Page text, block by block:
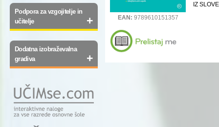
Podpora za vzgojitelje in
učitelje
+
Dodatna izobraževalna
gradiva
+
EAN: 9789610151357
IZ